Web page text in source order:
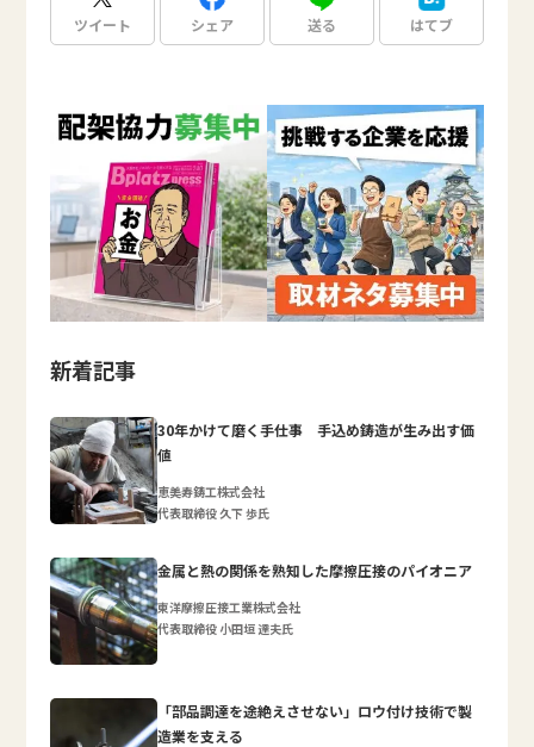
ツイート シェア 送る はてブ
新着記事
30年かけて磨く手仕事 手込め鋳造が生み出す価
値
恵美寿鋳工株式会社
代表取締役 久下 歩氏
金属と熱の関係を熟知した摩擦圧接のパイオニア
東洋摩擦圧接工業株式会社
代表取締役 小田垣 達夫氏
「部品調達を途絶えさせない」ロウ付け技術で製
造業を支える